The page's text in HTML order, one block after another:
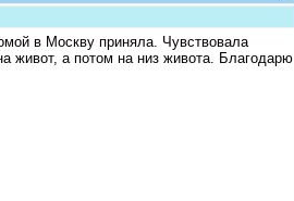
в Москву приняла. Чувствовала
живот, а потом на низ живота. Благодарю